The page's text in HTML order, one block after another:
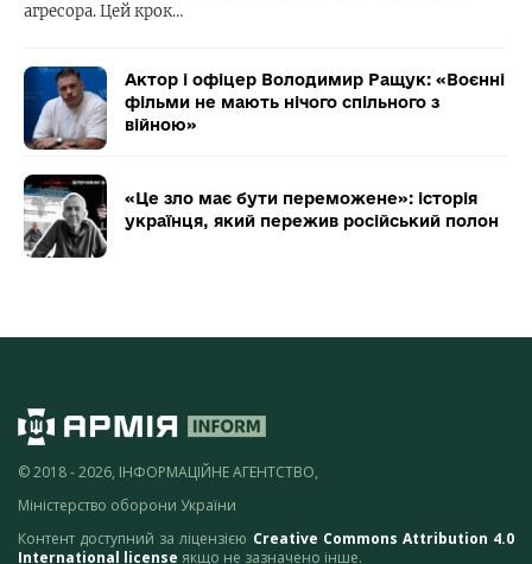
агресора. Цей крок…
Актор і офіцер Володимир Ращук: «Воєнні
фільми не мають нічого спільного з
війною»
«Це зло має бути переможене»: історія
українця, який пережив російський полон
© 2018 - 2026, ІНФОРМАЦІЙНЕ АГЕНТСТВО,
Міністерство оборони України
Контент доступний за ліцензією Creative Commons Attribution 4.0
International license якщо не зазначено інше.